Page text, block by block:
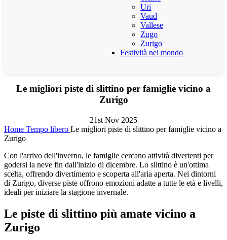
Uri
Vaud
Vallese
Zugo
Zurigo
Festività nel mondo
Le migliori piste di slittino per famiglie vicino a
Zurigo
21st Nov 2025
Home Tempo libero Le migliori piste di slittino per famiglie vicino a
Zurigo
Con l'arrivo dell'inverno, le famiglie cercano attività divertenti per
godersi la neve fin dall'inizio di dicembre. Lo slittino è un'ottima
scelta, offrendo divertimento e scoperta all'aria aperta. Nei dintorni
di Zurigo, diverse piste offrono emozioni adatte a tutte le età e livelli,
ideali per iniziare la stagione invernale.
Le piste di slittino più amate vicino a
Zurigo